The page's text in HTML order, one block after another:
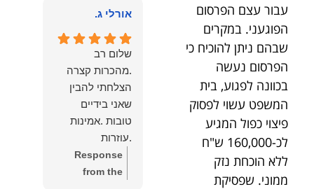
עבור עצם הפרסום
הפוגעני. במקרים
שבהם ניתן להוכיח כי
הפרסום נעשה
בכוונה לפגוע, בית
המשפט עשוי לפסוק
פיצוי כפול המגיע
לכ-160,000 ש"ח
ללא הוכחת נזק
ממוני. שפסיקת
הלב לכל מי
שמחפש עורך דין
מקצועי, אמין
ומסור.
הוא שלנו.
אורלי ג.
שלום רב
.מהכרות קצרה
הצלחתי להבין
שאני בידיים
טובות .אמינות
.עוזרות
.ומקשיבות .אין לי
מילים להודות
Response
from the